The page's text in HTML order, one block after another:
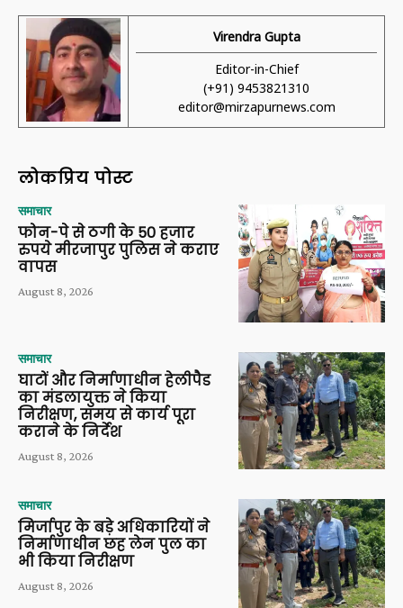
Virendra Gupta
Editor-in-Chief
(+91) 9453821310
editor@mirzapurnews.com
लोकप्रिय पोस्ट
समाचार
फोन-पे से ठगी के 50 हजार
रुपये मीरजापुर पुलिस ने कराए
वापस
August 8, 2026
समाचार
घाटों और निर्माणाधीन हेलीपैड
का मंडलायुक्त ने किया
निरीक्षण, समय से कार्य पूरा
कराने के निर्देश
August 8, 2026
समाचार
मिर्जापुर के बड़े अधिकारियों ने
निर्माणाधीन छह लेन पुल का
भी किया निरीक्षण
August 8, 2026